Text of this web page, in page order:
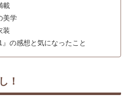
載
美学
装
』の感想と気になったこと
！